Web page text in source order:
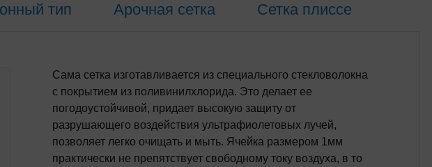
тип Арочная сетка Cетка плиссе
Сама сетка изготавливается из специального стекловолокна
с покрытием из поливинилхлорида. Это делает ее
погодоустойчивой, придает высокую защиту от
разрушающего воздействия ультрафиолетовых лучей,
позволяет легко очищать и мыть. Ячейка размером 1мм
практически не препятствует свободному току воздуха, в то